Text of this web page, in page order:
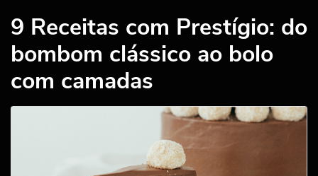
9 Receitas com Prestígio: do
bombom clássico ao bolo
com camadas